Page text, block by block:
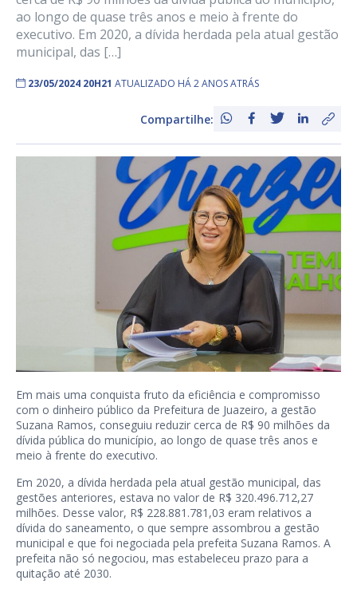
ao longo de quase três anos e meio à frente do
executivo. Em 2020, a dívida herdada pela atual gestão
municipal, das […]
23/05/2024 20H21 ATUALIZADO HÁ 2 ANOS ATRÁS
Compartilhe:
Em mais uma conquista fruto da eficiência e compromisso
com o dinheiro público da Prefeitura de Juazeiro, a gestão
Suzana Ramos, conseguiu reduzir cerca de R$ 90 milhões da
dívida pública do município, ao longo de quase três anos e
meio à frente do executivo.
Em 2020, a dívida herdada pela atual gestão municipal, das
gestões anteriores, estava no valor de R$ 320.496.712,27
milhões. Desse valor, R$ 228.881.781,03 eram relativos a
dívida do saneamento, o que sempre assombrou a gestão
municipal e que foi negociada pela prefeita Suzana Ramos. A
prefeita não só negociou, mas estabeleceu prazo para a
quitação até 2030.